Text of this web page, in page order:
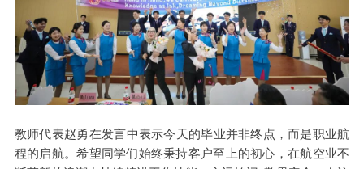
教师代表‌赵勇在‌发言中表示今天的毕业并非终点，而是职业航
程的启航。希望同学们始终秉持客户至上的初心，在航空业不